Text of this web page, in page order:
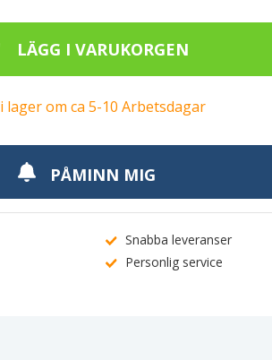
om ca 5-10 Arbetsdagar
PÅMINN MIG
Snabba leveranser
Personlig service